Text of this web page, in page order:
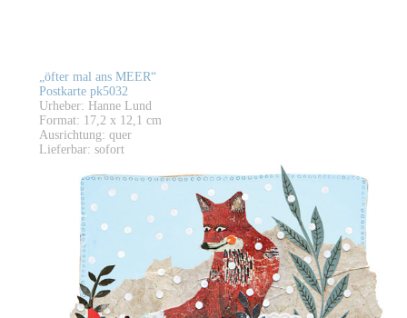
„öfter mal ans MEER“
Postkarte pk5032
Urheber: Hanne Lund
Format: 17,2 x 12,1 cm
Ausrichtung: quer
Lieferbar: sofort